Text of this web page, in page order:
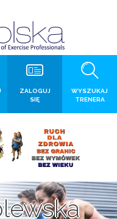
WYSZUKAJ
TRENERA
ZALOGUJ
SIĘ